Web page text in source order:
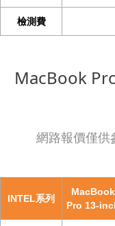
檢測費
MacBook
網路報價僅供
INTEL系列
MacBook
Pro 13-